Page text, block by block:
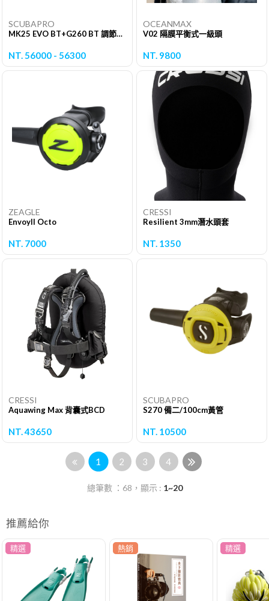
SCUBAPRO
MK25 EVO BT+G260 BT 調節器 (DIN/YOKE)
NT. 56000 - 56300
OCEANMAX
V02 隔膜平衡式一級頭
NT. 9800
ZEAGLE
EnvoyII Octo
NT. 7000
CRESSI
Resilient 3mm潛水頭套
NT. 1350
CRESSI
Aquawing Max 背囊式BCD
NT. 43650
SCUBAPRO
S270 備二/100cm黃管
NT. 10500
1 2 3 4
總筆數 ：68，顯示 : 1~20
推薦給你
精選 熱銷 精選